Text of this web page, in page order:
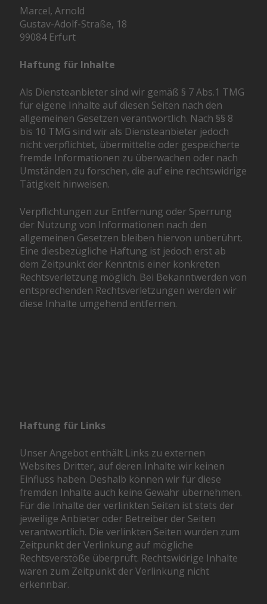
Marcel, Arnold
Gustav-Adolf-Straße, 18
99084 Erfurt
Haftung für Inhalte
Als Diensteanbieter sind wir gemäß § 7 Abs.1 TMG
für eigene Inhalte auf diesen Seiten nach den
allgemeinen Gesetzen verantwortlich. Nach §§ 8
bis 10 TMG sind wir als Diensteanbieter jedoch
nicht verpflichtet, übermittelte oder gespeicherte
fremde Informationen zu überwachen oder nach
Umständen zu forschen, die auf eine rechtswidrige
Tätigkeit hinweisen.
Verpflichtungen zur Entfernung oder Sperrung
der Nutzung von Informationen nach den
allgemeinen Gesetzen bleiben hiervon unberührt.
Eine diesbezügliche Haftung ist jedoch erst ab
dem Zeitpunkt der Kenntnis einer konkreten
Rechtsverletzung möglich. Bei Bekanntwerden von
entsprechenden Rechtsverletzungen werden wir
diese Inhalte umgehend entfernen.
Haftung für Links
Unser Angebot enthält Links zu externen
Websites Dritter, auf deren Inhalte wir keinen
Einfluss haben. Deshalb können wir für diese
fremden Inhalte auch keine Gewähr übernehmen.
Für die Inhalte der verlinkten Seiten ist stets der
jeweilige Anbieter oder Betreiber der Seiten
verantwortlich. Die verlinkten Seiten wurden zum
Zeitpunkt der Verlinkung auf mögliche
Rechtsverstöße überprüft. Rechtswidrige Inhalte
waren zum Zeitpunkt der Verlinkung nicht
erkennbar.